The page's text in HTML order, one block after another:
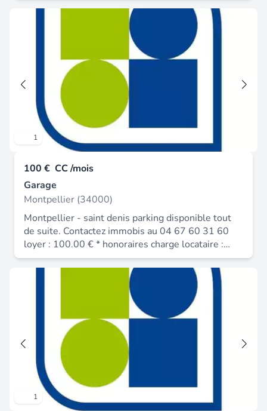
1
100 € CC /mois
Garage
Montpellier (34000)
Montpellier - saint denis parking disponible tout
de suite. Contactez immobis au 04 67 60 31 60
loyer : 100.00 € * honoraires charge locataire :
100 € ttc dépôt de garantie : 100 €.
1